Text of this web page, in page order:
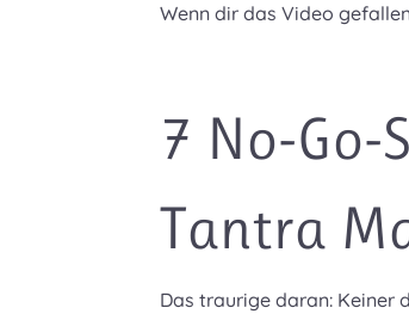
Wenn dir das Video
7 No-Go-
Tantra
Das traurige daran: Keiner